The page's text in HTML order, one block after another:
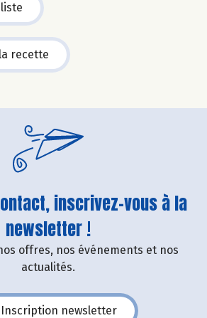
recette
inscrivez-vous à la
newsletter !
offres, nos événements et nos
actualités.
Inscription newsletter